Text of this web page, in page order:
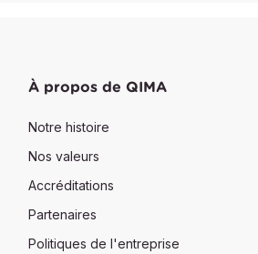
À propos de QIMA
Notre histoire
Nos valeurs
Accréditations
Partenaires
Politiques de l'entreprise